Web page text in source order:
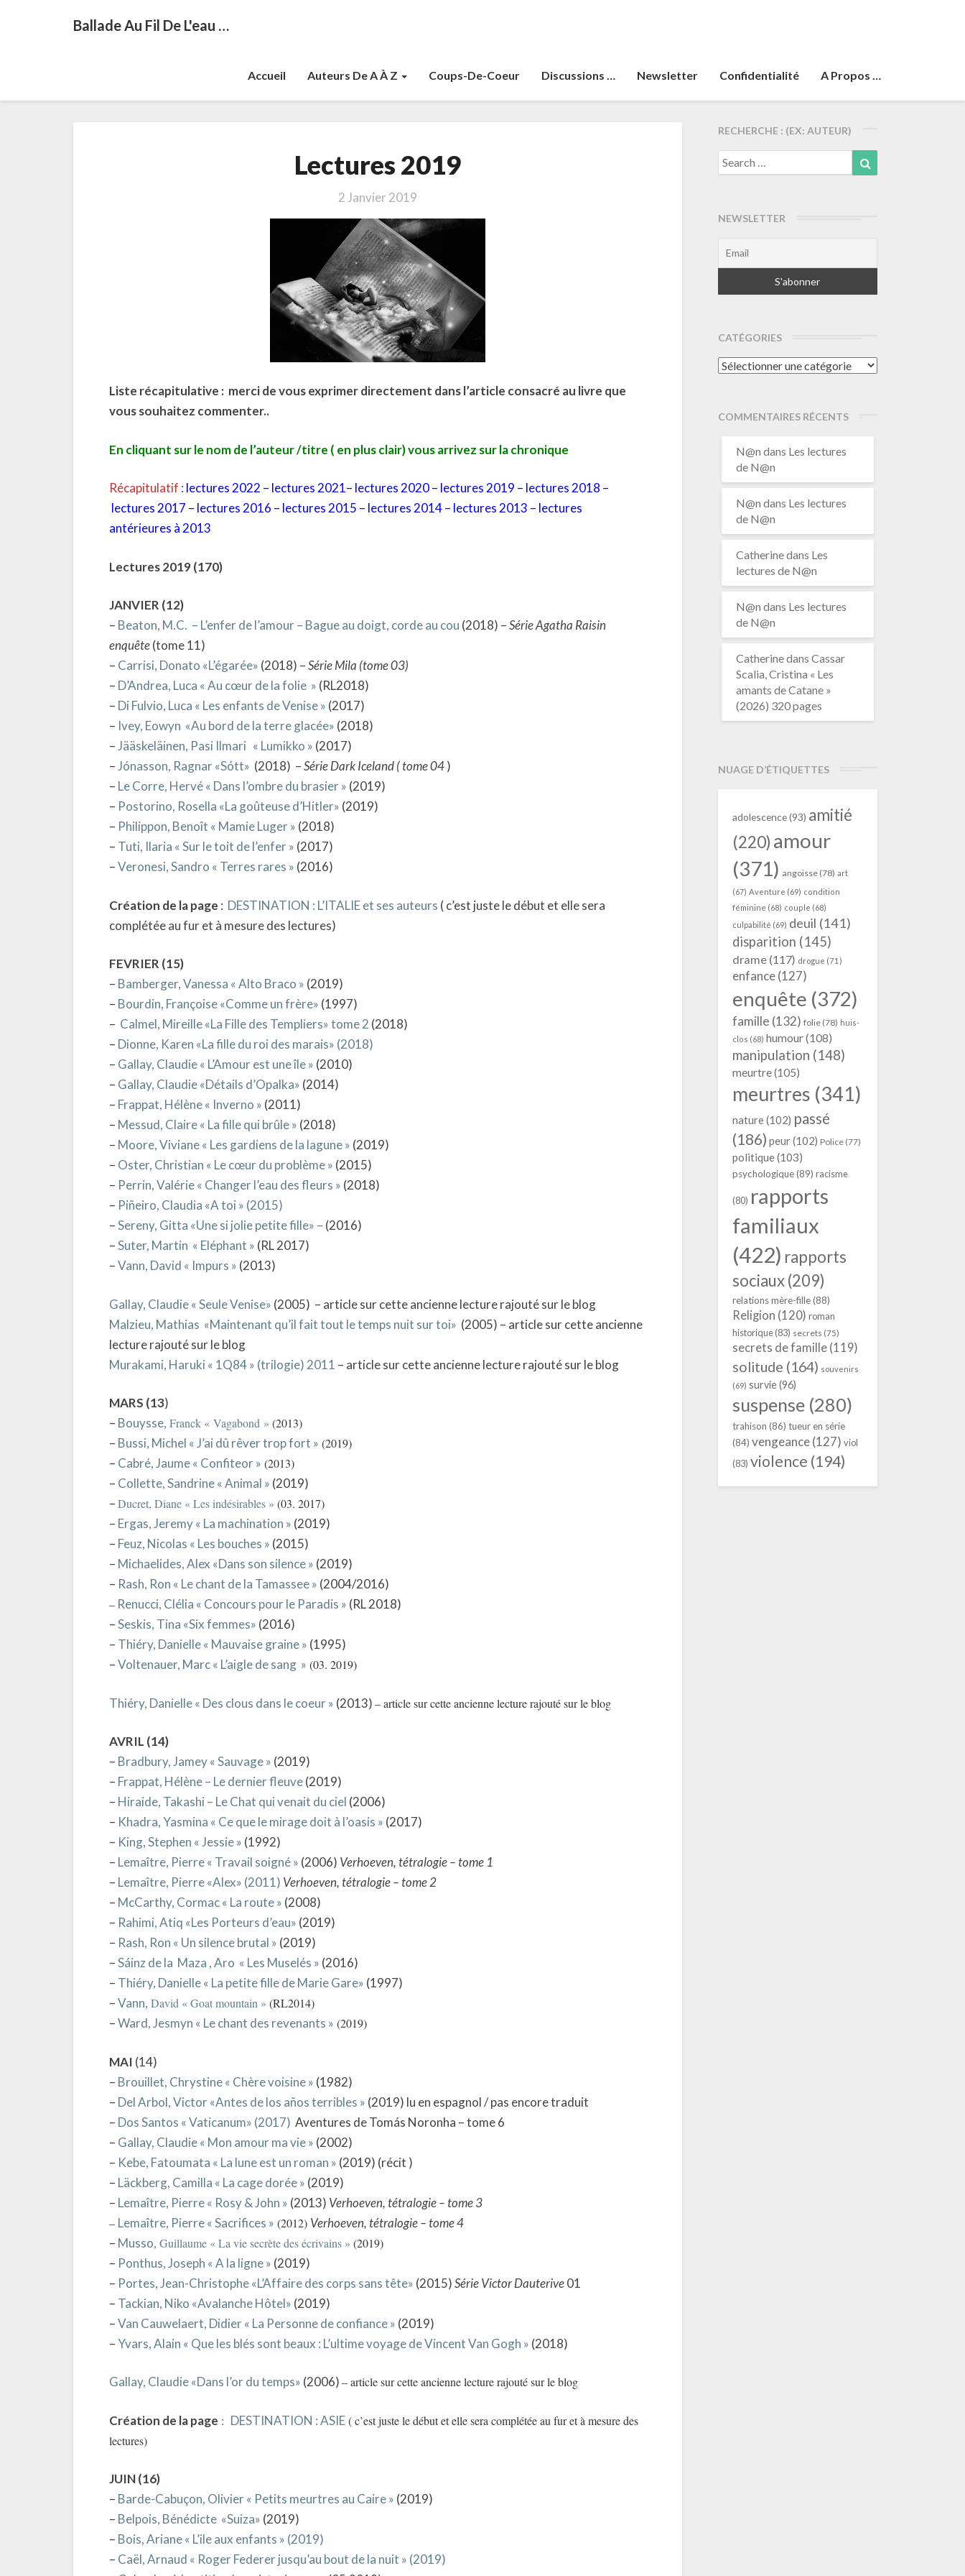
Ballade Au Fil De L'eau …
Accueil Auteurs De A À Z Coups-De-Coeur Discussions … Newsletter Confidentialité A Propos …
2019
Lectures 2019
2 Janvier 2019
Liste récapitulative : merci de vous exprimer directement dans l’article consacré au livre que
vous souhaitez commenter..
En cliquant sur le nom de l’auteur /titre ( en plus clair) vous arrivez sur la chronique
Récapitulatif : lectures 2022 – lectures 2021– lectures 2020– lectures 2019 – lectures 2018 –
lectures 2017 – lectures 2016 – lectures 2015 – lectures 2014– lectures 2013 – lectures
antérieures à 2013
Lectures 2019(170)
JANVIER (12)
– Beaton, M.C. – L’enfer de l’amour – Bague au doigt, corde au cou (2018) –Série Agatha Raisin
enquête(tome 11)
– Carrisi, Donato «L’égarée» (2018) –Série Mila (tome 03)
– D’Andrea, Luca « Au cœur de la folie » (RL2018)
– Di Fulvio, Luca « Les enfants de Venise » (2017)
– Ivey, Eowyn «Au bord de la terre glacée» (2018)
–Jääskeläinen, Pasi Ilmari « Lumikko » (2017)
–Jónasson, Ragnar «Sótt» (2018) –Série Dark Iceland ( tome 04)
– Le Corre, Hervé « Dans l’ombre du brasier » (2019)
– Postorino, Rosella «La goûteuse d’Hitler» (2019)
– Philippon, Benoît « Mamie Luger » (2018)
– Tuti, Ilaria « Sur le toit de l’enfer » (2017)
–Veronesi, Sandro « Terres rares » (2016)
Création de la page : DESTINATION : L’ITALIE et ses auteurs ( c’est juste le début et elle sera
complétée au fur et à mesure des lectures)
FEVRIER (15)
– Bamberger, Vanessa « Alto Braco » (2019)
– Bourdin, Françoise «Comme un frère» (1997)
– Calmel, Mireille «La Fille des Templiers» tome 2 (2018)
– Dionne, Karen «La fille du roi des marais» (2018)
– Gallay, Claudie « L’Amour est une île » (2010)
– Gallay, Claudie «Détails d’Opalka» (2014)
– Frappat, Hélène « Inverno » (2011)
– Messud, Claire « La fille qui brûle » (2018)
– Moore, Viviane « Les gardiens de la lagune » (2019)
– Oster, Christian « Le cœur du problème » (2015)
– Perrin, Valérie « Changer l’eau des fleurs » (2018)
– Piñeiro, Claudia «A toi » (2015)
–Sereny, Gitta «Une si jolie petite fille» – (2016)
–Suter, Martin « Eléphant » (RL 2017)
–Vann, David « Impurs » (2013)
Gallay, Claudie « Seule Venise» (2005) – article sur cette ancienne lecture rajouté sur le blog
Malzieu, Mathias «Maintenant qu’il fait tout le temps nuit sur toi» (2005) – article sur cette ancienne
lecture rajouté sur le blog
Murakami, Haruki « 1Q84 » (trilogie) 2011 – article sur cette ancienne lecture rajouté sur le blog
MARS (13)
– Bouysse, Franck « Vagabond » (2013)
– Bussi, Michel « J’ai dû rêver trop fort » (2019)
– Cabré, Jaume « Confiteor » (2013)
– Collette, Sandrine « Animal » (2019)
–Ducret, Diane « Les indésirables » (03. 2017)
– Ergas, Jeremy « La machination » (2019)
– Feuz, Nicolas « Les bouches » (2015)
– Michaelides, Alex «Dans son silence » (2019)
– Rash, Ron « Le chant de la Tamassee » (2004/2016)
– Renucci, Clélia « Concours pour le Paradis » (RL 2018)
–Seskis, Tina «Six femmes» (2016)
– Thiéry, Danielle « Mauvaise graine » (1995)
–Voltenauer, Marc « L’aigle de sang » (03. 2019)
Thiéry, Danielle « Des clous dans le coeur » (2013)– article sur cette ancienne lecture rajouté sur le blog
AVRIL (14)
– Bradbury, Jamey « Sauvage » (2019)
– Frappat, Hélène – Le dernier fleuve(2019)
– Hiraide, Takashi – Le Chat qui venait du ciel (2006)
– Khadra, Yasmina « Ce que le mirage doit à l’oasis » (2017)
– King, Stephen « Jessie » (1992)
– Lemaître, Pierre « Travail soigné » (2006) Verhoeven, tétralogie – tome 1
– Lemaître, Pierre «Alex» (2011) Verhoeven, tétralogie – tome 2
– McCarthy, Cormac « La route » (2008)
– Rahimi, Atiq «Les Porteurs d’eau» (2019)
– Rash, Ron « Un silence brutal » (2019)
–Sáinz de la Maza , Aro « Les Muselés » (2016)
– Thiéry, Danielle « La petite fille de Marie Gare» (1997)
–Vann, David « Goat mountain » (RL2014)
–Ward, Jesmyn « Le chant des revenants » (2019)
MAI (14)
– Brouillet, Chrystine « Chère voisine » (1982)
– Del Arbol, Victor «Antes de los años terribles » (2019) lu en espagnol / pas encore traduit
– Dos Santos « Vaticanum» (2017) Aventures de Tomás Noronha – tome 6
– Gallay, Claudie « Mon amour ma vie » (2002)
– Kebe, Fatoumata « La lune est un roman » (2019) (récit )
– Läckberg, Camilla « La cage dorée » (2019)
– Lemaître, Pierre « Rosy & John » (2013) Verhoeven, tétralogie – tome 3
– Lemaître, Pierre « Sacrifices » (2012) Verhoeven, tétralogie – tome 4
– Musso, Guillaume « La vie secrète des écrivains » (2019)
– Ponthus, Joseph « A la ligne » (2019)
– Portes, Jean-Christophe «L’Affaire des corps sans tête» (2015)Série Victor Dauterive01
– Tackian, Niko «Avalanche Hôtel» (2019)
–Van Cauwelaert, Didier « La Personne de confiance » (2019)
–Yvars, Alain « Que les blés sont beaux : L’ultime voyage de Vincent Van Gogh » (2018)
Gallay, Claudie «Dans l’or du temps» (2006)– article sur cette ancienne lecture rajouté sur le blog
Création de la page : DESTINATION : ASIE( c’est juste le début et elle sera complétée au fur et à mesure des
lectures)
JUIN (16)
– Barde-Cabuçon, Olivier « Petits meurtres au Caire » (2019)
– Belpois, Bénédicte «Suiza» (2019)
– Bois, Ariane « L’ile aux enfants » (2019)
– Caël, Arnaud « Roger Federer jusqu’au bout de la nuit » (2019)
RECHERCHE : (EX: AUTEUR)
Search
for:
NEWSLETTER
CATÉGORIES
Catégories
COMMENTAIRES RÉCENTS
N@n dans Les lectures
de N@n
N@n dans Les lectures
de N@n
Catherinedans Les
lectures de N@n
N@n dans Les lectures
de N@n
Catherinedans Cassar
Scalia, Cristina « Les
amants de Catane »
(2026) 320 pages
NUAGE D’ÉTIQUETTES
adolescence(93) amitié
(220) amour
(371) angoisse(78) art
(67) Aventure (69) condition
féminine (68) couple (68)
culpabilité (69) deuil (141)
disparition (145)
drame(117) drogue (71)
enfance(127)
enquête (372)
famille (132) folie(78) huis-
clos (68) humour(108)
manipulation (148)
meurtre(105)
meurtres (341)
nature(102) passé
(186) peur(102) Police(77)
politique(103)
psychologique(89) racisme
(80) rapports
familiaux
(422) rapports
sociaux(209)
relations mère-fille(88)
Religion (120) roman
historique(83) secrets (75)
secrets de famille(119)
solitude (164) souvenirs
(69) survie(96)
suspense(280)
trahison (86) tueur en série
(84) vengeance(127) viol
(83) violence (194)